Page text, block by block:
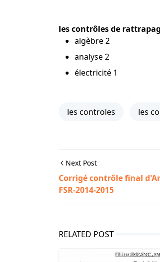
lescontrôlesde
algèbre 2
analyse 2
électricité 1
les controles les
Next Post
Corrigé contrôle final
FSR-2014-2015
RELATED POST